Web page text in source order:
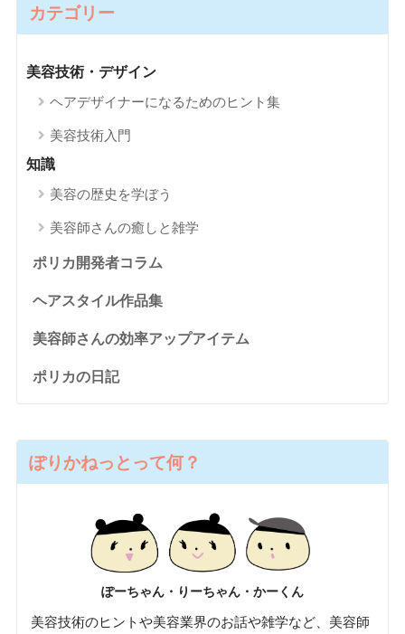
カテゴリー
美容技術・デザイン
ヘアデザイナーになるためのヒント集
美容技術入門
知識
美容の歴史を学ぼう
美容師さんの癒しと雑学
ポリカ開発者コラム
ヘアスタイル作品集
美容師さんの効率アップアイテム
ポリカの日記
ぽりかねっとって何？
ぽーちゃん・りーちゃん・かーくん
美容技術のヒントや美容業界のお話や雑学など、美容師